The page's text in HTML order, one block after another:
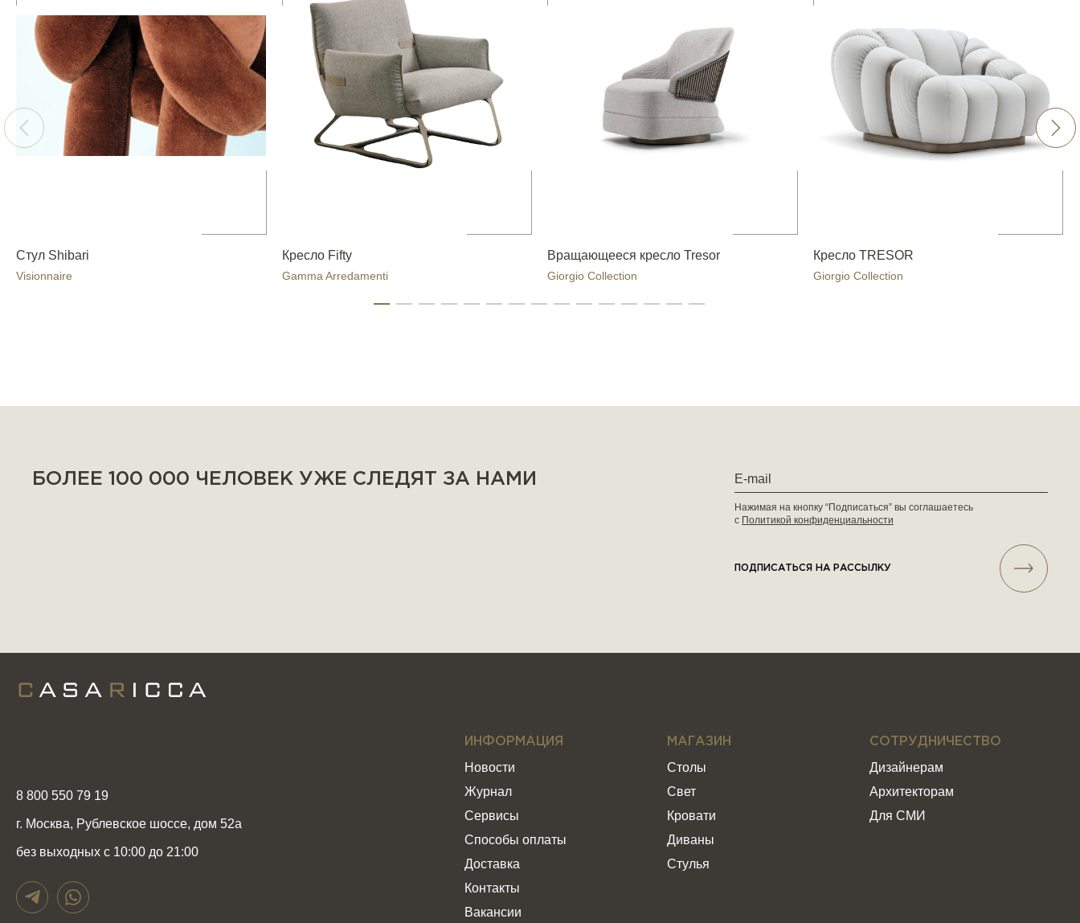
Стул Shibari
Visionnaire
Кресло Fifty
Gamma Arredamenti
Вращающееся кресло Tresor
Giorgio Collection
Кресло TRESOR
Giorgio Collection
БОЛЕЕ 100 000 ЧЕЛОВЕК УЖЕ СЛЕДЯТ ЗА НАМИ
Нажимая на кнопку “Подписаться” вы соглашаетесь
с Политикой конфиденциальности
ПОДПИСАТЬСЯ НА РАССЫЛКУ
8 800 550 79 19
г. Москва, Рублевское шоссе, дом 52а
без выходных с 10:00 до 21:00
ИНФОРМАЦИЯ
Новости
Журнал
Сервисы
Способы оплаты
Доставка
Контакты
Вакансии
МАГАЗИН
Столы
Свет
Кровати
Диваны
Стулья
СОТРУДНИЧЕСТВО
Дизайнерам
Архитекторам
Для СМИ